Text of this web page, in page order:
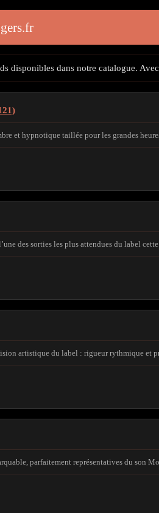
disponibles dans notre catalogue.
et hypnotique taillée pour les grandes
des sorties les plus attendues du label cette
artistique du label : rigueur rythmique et
parfaitement représentatives du son